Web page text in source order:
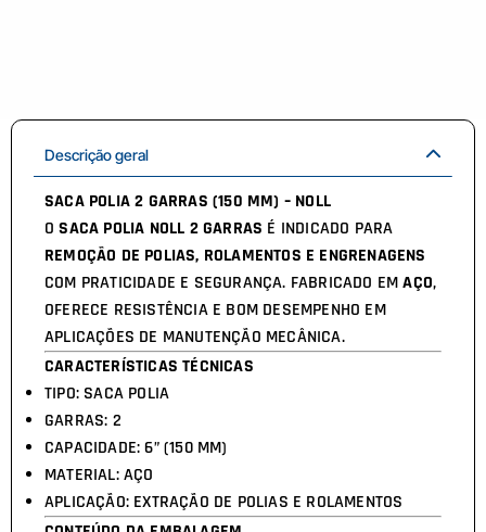
Descrição geral
SACA POLIA 2 GARRAS (150 MM) – NOLL
OSACA POLIA NOLL 2 GARRAS É INDICADO PARA
REMOÇÃO DE POLIAS, ROLAMENTOS E ENGRENAGENS
COM PRATICIDADE E SEGURANÇA. FABRICADO EMAÇO,
OFERECE RESISTÊNCIA E BOM DESEMPENHO EM
APLICAÇÕES DE MANUTENÇÃO MECÂNICA.
CARACTERÍSTICAS TÉCNICAS
TIPO: SACA POLIA
GARRAS: 2
CAPACIDADE: 6” (150 MM)
MATERIAL: AÇO
APLICAÇÃO: EXTRAÇÃO DE POLIAS E ROLAMENTOS